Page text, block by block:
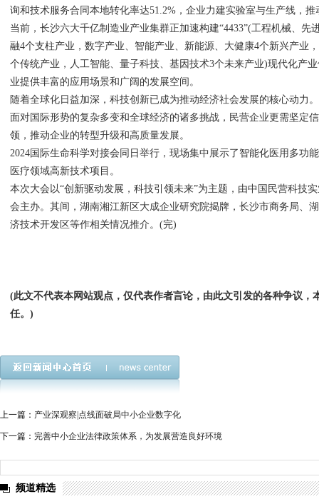
询和技术服务合同本地转化率达51.2%，企业力建实验室与生产线，
当前，长沙六大千亿制造业产业集群正加速构建“4433”(工程机械、先
融4个支柱产业，数字产业、智能产业、新能源、大健康4个新兴产业
个传统产业，人工智能、量子科技、基因技术3个未来产业)现代化产
业提供丰富的应用场景和广阔的发展空间。
随着全球化日益加深，科技创新已成为推动经济社会发展的核心动力
面对国际形势的复杂多变和全球经济的诸多挑战，民营企业更需坚定
领，推动企业的转型升级和高质量发展。
2024国际生命科学对接会同日举行，现场集中展示了智能化医用多功
医疗领域高新技术项目。
本次大会以“创新驱动发展，科技引领未来”为主题，由中国民营科技
会主办。其间，湖南湘江新区大成企业研究院揭牌，长沙市商务局、
济技术开发区等作相关情况推介。(完)
(此文不代表本网站观点，仅代表作者言论，由此文引发的各种争议，
任。)
上一篇： 产业深观察|点线面破局中小企业数字化
下一篇： 完善中小企业法律政策体系，为发展营造良好环境
频道精选